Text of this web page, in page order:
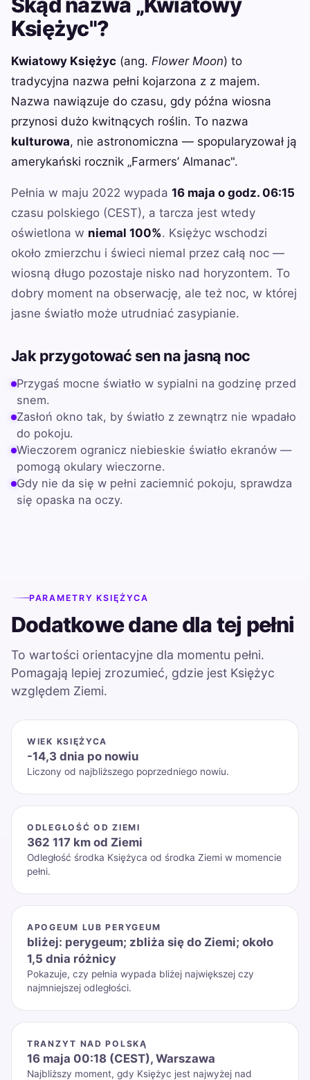
Księżyc"?
Kwiatowy Księżyc (ang. Flower Moon) to
tradycyjna nazwa pełni kojarzona z z majem.
Nazwa nawiązuje do czasu, gdy późna wiosna
przynosi dużo kwitnących roślin. To nazwa
kulturowa, nie astronomiczna — spopularyzował ją
amerykański rocznik „Farmers’ Almanac".
Pełnia w maju 2022 wypada 16 maja o godz. 06:15
czasu polskiego (CEST), a tarcza jest wtedy
oświetlona w niemal 100%. Księżyc wschodzi
około zmierzchu i świeci niemal przez całą noc —
wiosną długo pozostaje nisko nad horyzontem. To
dobry moment na obserwację, ale też noc, w której
jasne światło może utrudniać zasypianie.
Jak przygotować sen na jasną noc
Przygaś mocne światło w sypialni na godzinę przed
snem.
Zasłoń okno tak, by światło z zewnątrz nie wpadało
do pokoju.
Wieczorem ogranicz niebieskie światło ekranów —
pomogą okulary wieczorne.
Gdy nie da się w pełni zaciemnić pokoju, sprawdza
się opaska na oczy.
PARAMETRY KSIĘŻYCA
Dodatkowe dane dla tej pełni
To wartości orientacyjne dla momentu pełni.
Pomagają lepiej zrozumieć, gdzie jest Księżyc
względem Ziemi.
WIEK KSIĘŻYCA
-14,3 dnia po nowiu
Liczony od najbliższego poprzedniego nowiu.
ODLEGŁOŚĆ OD ZIEMI
362 117 km od Ziemi
Odległość środka Księżyca od środka Ziemi w momencie
pełni.
APOGEUM LUB PERYGEUM
bliżej: perygeum; zbliża się do Ziemi; około
1,5 dnia różnicy
Pokazuje, czy pełnia wypada bliżej największej czy
najmniejszej odległości.
TRANZYT NAD POLSKĄ
16 maja 00:18 (CEST), Warszawa
Najbliższy moment, gdy Księżyc jest najwyżej nad